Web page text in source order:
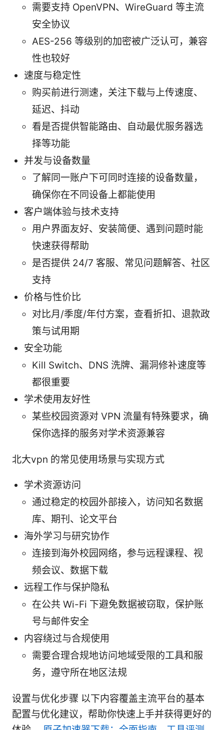
需要支持 OpenVPN、WireGuard 等主流
安全协议
AES-256 等级别的加密被广泛认可，兼容
性也较好
速度与稳定性
购买前进行测速，关注下载与上传速度、
延迟、抖动
看是否提供智能路由、自动最优服务器选
择等功能
并发与设备数量
了解同一账户下可同时连接的设备数量，
确保你在不同设备上都能使用
客户端体验与技术支持
用户界面友好、安装简便、遇到问题时能
快速获得帮助
是否提供 24/7 客服、常见问题解答、社区
支持
价格与性价比
对比月/季度/年付方案，查看折扣、退款政
策与试用期
安全功能
Kill Switch、DNS 洗牌、漏洞修补速度等
都很重要
学术使用友好性
某些校园资源对 VPN 流量有特殊要求，确
保你选择的服务对学术资源兼容
北大vpn 的常见使用场景与实现方式
学术资源访问
通过稳定的校园外部接入，访问知名数据
库、期刊、论文平台
海外学习与研究协作
连接到海外校园网络，参与远程课程、视
频会议、数据下载
远程工作与保护隐私
在公共 Wi-Fi 下避免数据被窃取，保护账
号与邮件安全
内容绕过与合规使用
需要合理合规地访问地域受限的工具和服
务，遵守所在地区法规
设置与优化步骤 以下内容覆盖主流平台的基本
配置与优化建议，帮助你快速上手并获得更好的